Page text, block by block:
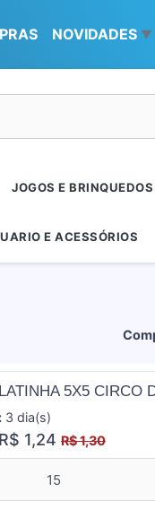
NOVIDADES ▼
JOGOS E BRINQUEDOS
E ACESSÓRIOS
5X5 CIRCO
3 dia(s)
R$ 1,24R$ 1,30